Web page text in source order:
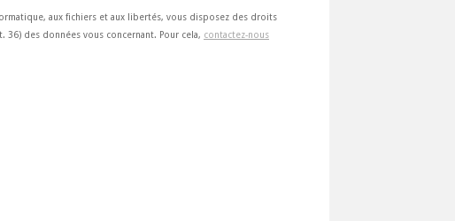
aux fichiers et aux libertés, vous disposez des droits
des données vous concernant. Pour cela, contactez-nous